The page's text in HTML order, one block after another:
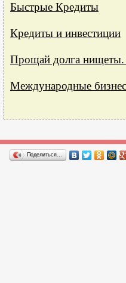
Быстрые Кредиты
Кредиты и инвестиции
Прощай долга
Международные
Поделиться…